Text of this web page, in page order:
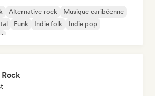
Alternative rock
Musique caribéenne
Funk Indie folk
Indie pop
Rock